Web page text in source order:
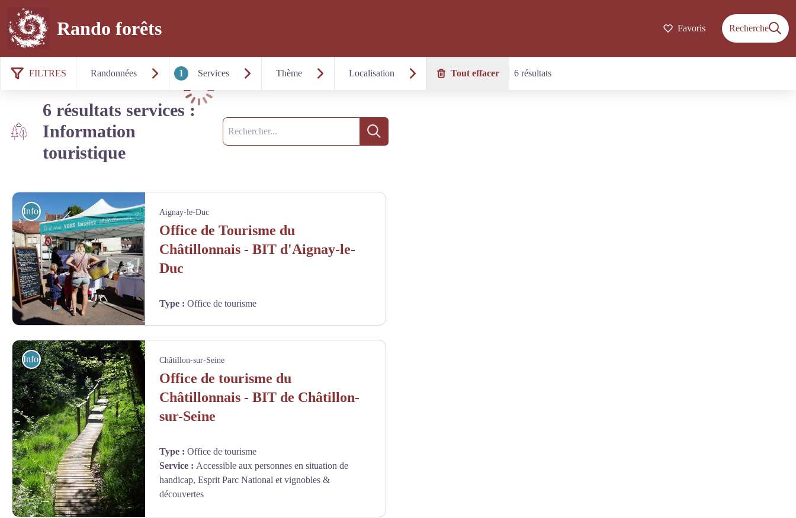
Rando forêts Favoris Recherche
FILTRES Randonnées 1 Services Thème Localisation Tout effacer 6 résultats
6 résultats services :
Information
touristique
Recherche
Recherche
Information touristique Aignay-le-Duc
Office de Tourisme du
Châtillonnais - BIT d'Aignay-le-
Duc
Type : Office de tourisme
Information touristique Châtillon-sur-Seine
Office de tourisme du
Châtillonnais - BIT de Châtillon-
sur-Seine
Type : Office de tourisme
Service : Accessible aux personnes en situation de
handicap, Esprit Parc National et vignobles &
découvertes
Chargement